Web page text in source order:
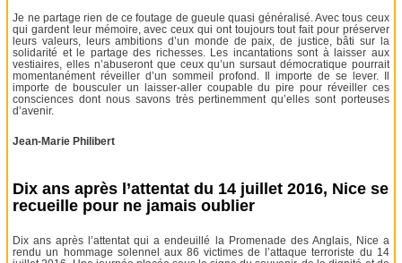
Je ne partage rien de ce foutage de gueule quasi généralisé. Avec tous ceux
qui gardent leur mémoire, avec ceux qui ont toujours tout fait pour préserver
leurs valeurs, leurs ambitions d’un monde de paix, de justice, bâti sur la
solidarité et le partage des richesses. Les incantations sont à laisser aux
vestiaires, elles n’abuseront que ceux qu’un sursaut démocratique pourrait
momentanément réveiller d’un sommeil profond. Il importe de se lever. Il
importe de bousculer un laisser-aller coupable du pire pour réveiller ces
consciences dont nous savons très pertinemment qu’elles sont porteuses
d’avenir.
Jean-Marie Philibert
Dix ans après l’attentat du 14 juillet 2016, Nice se
recueille pour ne jamais oublier
Dix ans après l’attentat qui a endeuillé la Promenade des Anglais, Nice a
rendu un hommage solennel aux 86 victimes de l’attaque terroriste du 14